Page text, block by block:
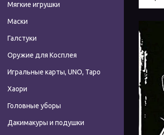
Мягкие игрушки
Маски
Галстуки
Оружие для Косплея
Игральные карты, UNO, Таро
Хаори
Головные уборы
Дакимакуры и подушки